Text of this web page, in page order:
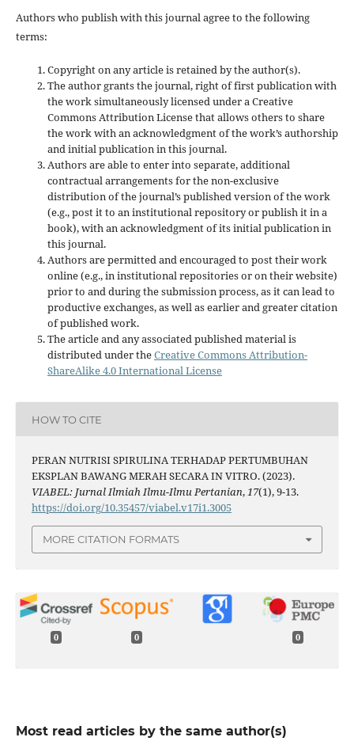
Authors who publish with this journal agree to the following
terms:
Copyright on any article is retained by the author(s).
The author grants the journal, right of first publication with
the work simultaneously licensed under a Creative
Commons Attribution License that allows others to share
the work with an acknowledgment of the work’s authorship
and initial publication in this journal.
Authors are able to enter into separate, additional
contractual arrangements for the non-exclusive
distribution of the journal’s published version of the work
(e.g., post it to an institutional repository or publish it in a
book), with an acknowledgment of its initial publication in
this journal.
Authors are permitted and encouraged to post their work
online (e.g., in institutional repositories or on their website)
prior to and during the submission process, as it can lead to
productive exchanges, as well as earlier and greater citation
of published work.
The article and any associated published material is
distributed under theCreative Commons Attribution-
ShareAlike 4.0 International License
HOW TO CITE
PERAN NUTRISI SPIRULINA TERHADAP PERTUMBUHAN
EKSPLAN BAWANG MERAH SECARA IN VITRO. (2023).
VIABEL: Jurnal Ilmiah Ilmu-Ilmu Pertanian,17(1), 9-13.
https://doi.org/10.35457/viabel.v17i1.3005
MORE CITATION FORMATS
0 0 0
Most read articles by the same author(s)